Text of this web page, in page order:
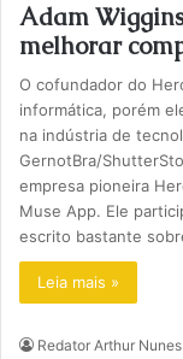
Adam
melhorar
O cofundador do
informática, porém
na indústria de
GernotBra/
empresa pioneira
Muse App. Ele
escrito bastante
Leia mais »
Redator Arthur Nunes